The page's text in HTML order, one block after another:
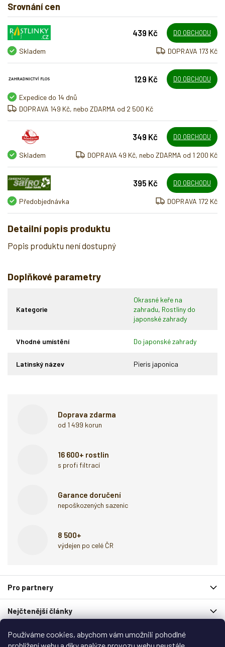
Používáme cookies, abychom vám umožnili pohodlné
Srovnání cen
439 Kč DO OBCHODU
Skladem DOPRAVA 173 Kč
129 Kč DO OBCHODU
Expedice do 14 dnů
DOPRAVA 149 Kč, nebo ZDARMA od 2 500 Kč
349 Kč DO OBCHODU
Skladem DOPRAVA 49 Kč, nebo ZDARMA od 1 200 Kč
395 Kč DO OBCHODU
Předobjednávka DOPRAVA 172 Kč
Detailní popis produktu
Popis produktu není dostupný
Doplňkové parametry
Kategorie
Okrasné keře na
zahradu, Rostliny do
japonské zahrady
Vhodné umístění Do japonské zahrady
Latinský název Pieris japonica
Doprava zdarma
od 1 499 korun
16 600+ rostlin
s profi filtrací
Garance doručení
nepoškozených sazenic
8 500+
výdejen po celé ČR
p
t
Pro partnery
Nejčtenější články
Spolupracují s námi